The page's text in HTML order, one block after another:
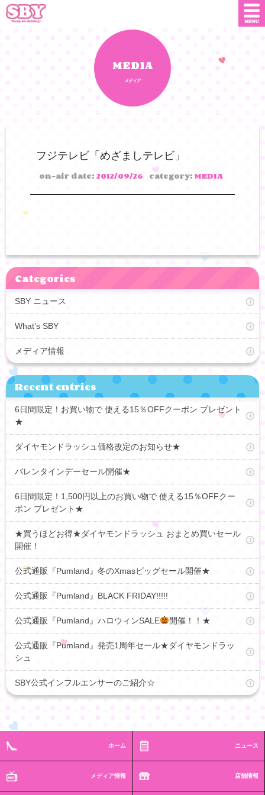
会社概要
MEDIA
メディア
フジテレビ「めざましテレビ」
on-air date: 2012/09/26 category: MEDIA
Categories
SBY ニュース
What’s SBY
メディア情報
Recent entries
6日間限定！お買い物で 使える15％OFFクーポン プレゼント
★
ダイヤモンドラッシュ価格改定のお知らせ★
バレンタインデーセール開催★
6日間限定！1,500円以上のお買い物で 使える15％OFFクー
ポン プレゼント★
★買うほどお得★ダイヤモンドラッシュ おまとめ買いセール
開催！
公式通販『Pumland』冬のXmasビッグセール開催★
公式通販『Pumland』BLACK FRIDAY!!!!!
公式通販『Pumland』ハロウィンSALE 開催！！★
公式通販『Pumland』発売1周年セール★ダイヤモンドラッ
シュ
SBY公式インフルエンサーのご紹介☆
ホーム ニュース
メディア情報 店舗情報